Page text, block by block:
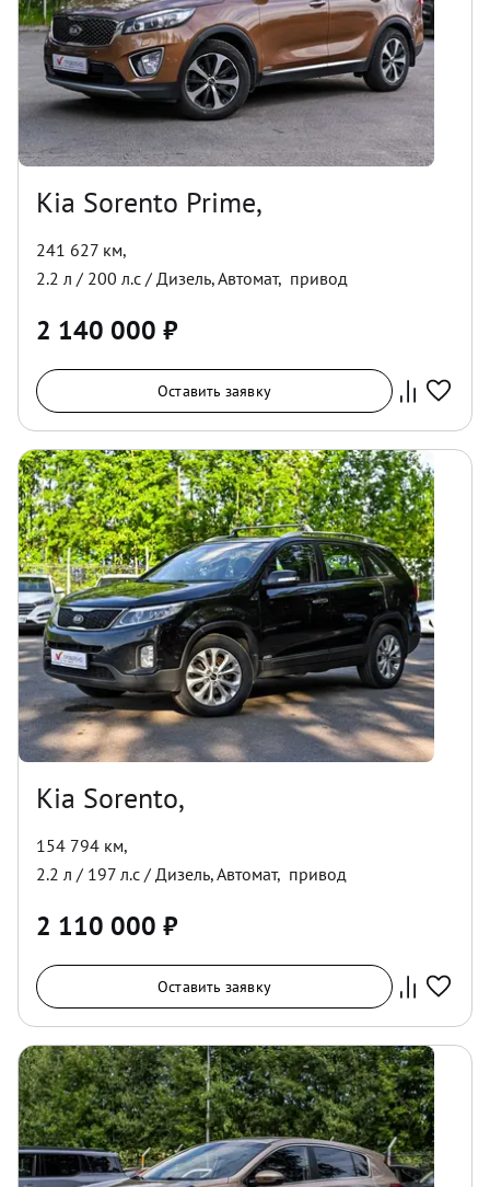
Kia Sorento Prime,
241 627 км,
2.2 л / 200 л.с / Дизель,Автомат, привод
2 140 000 ₽
Оставить заявку
Kia Sorento,
154 794 км,
2.2 л / 197 л.с / Дизель,Автомат, привод
2 110 000 ₽
Оставить заявку